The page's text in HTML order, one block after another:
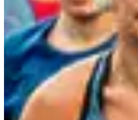
Samedi 16 décembre 2023
La relation athlètes – entraîneur : levier
Running. Comment construire une
Comment gérer un groupe ?
Samedi 20 janvier 2024
Les allures dans le Running ; de la
construire son propre schéma
ses allures ?